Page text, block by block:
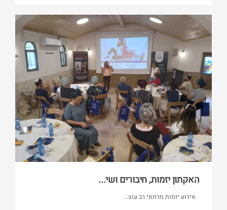
האקתון יזמות, חיבורים ושי...
אירוע יזמות מרתוני רב עוצ...